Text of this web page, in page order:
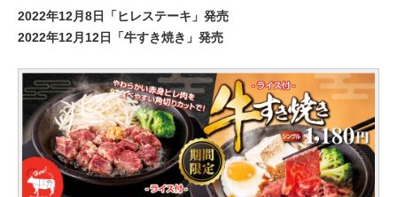
2022年12月8日「ヒレステーキ」発売
2022年12月12日「牛すき焼き」発売